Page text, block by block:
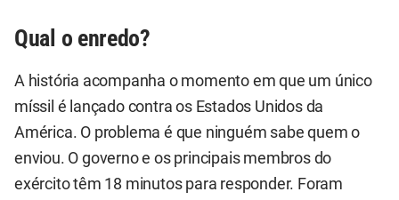
Qual o enredo?
A história acompanha o momento em que um único
míssil é lançado contra os Estados Unidos da
América. O problema é que ninguém sabe quem o
enviou. O governo e os principais membros do
exército têm 18 minutos para responder. Foram